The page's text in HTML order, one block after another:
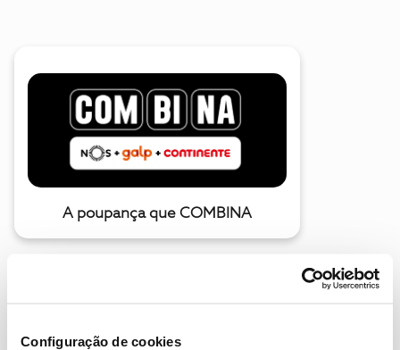
Configuração de cookies
A poupança que COMBINA